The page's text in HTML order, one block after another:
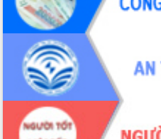
phá cơ chế - Hợp tác công tư
Đề án 06 tạo bước ngoặt đột phá trong
cải cách hành chính tỉnh Đắk Lắk
Kết nối tour, đẩy mạnh chuyển đổi số
để phát triển du lịch Đắk Lắk
Khởi động Dự án Đầu tư xây dựng hạ
tầng kỹ thuật Cụm công nghiệp Tân
Tiến
Gặp mặt các cơ quan báo chí nhân Kỷ